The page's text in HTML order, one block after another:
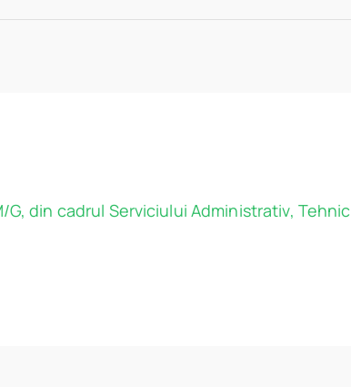
din cadrul Serviciului Administrativ, Tehnic